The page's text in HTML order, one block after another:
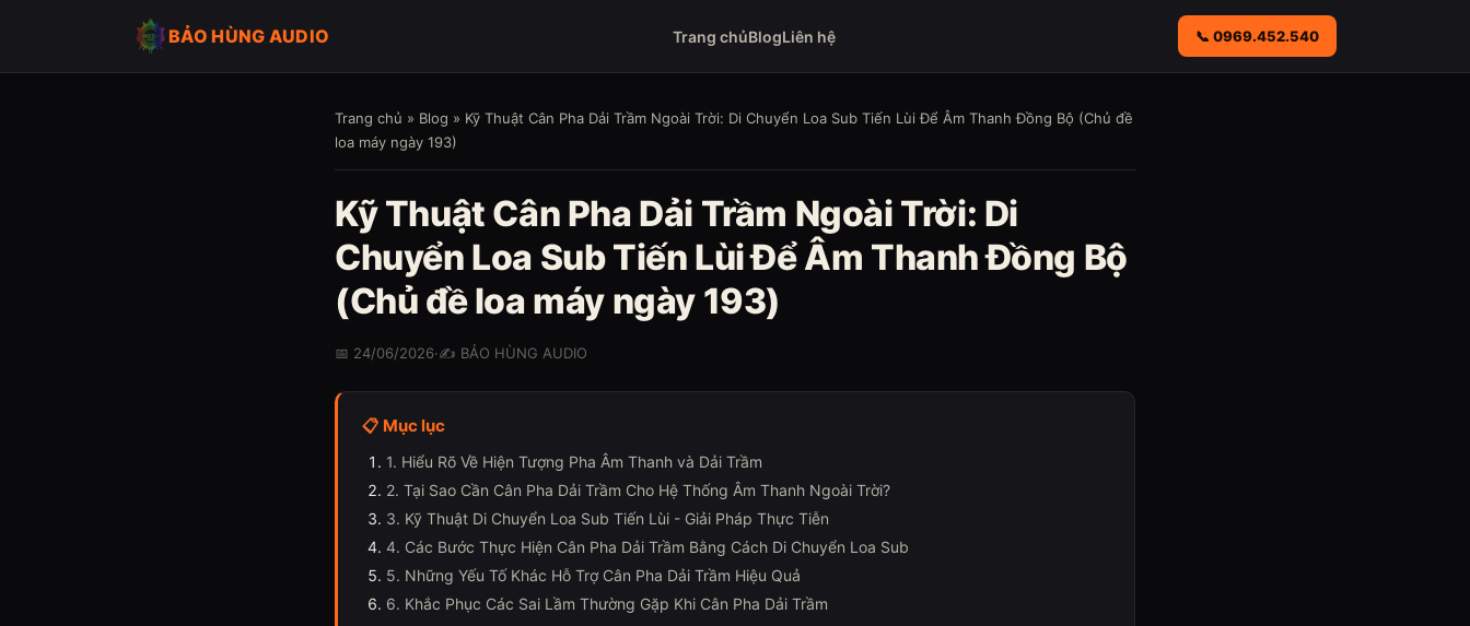
BẢO HÙNG AUDIO Trang chủBlogLiên hệ 📞 0969.452.540
Trang chủ » Blog » Kỹ Thuật Cân Pha Dải Trầm Ngoài Trời: Di Chuyển Loa Sub Tiến Lùi Để Âm Thanh Đồng Bộ (Chủ đề
loa máy ngày 193)
Kỹ Thuật Cân Pha Dải Trầm Ngoài Trời: Di
Chuyển Loa Sub Tiến Lùi Để Âm Thanh Đồng Bộ
(Chủ đề loa máy ngày 193)
📅 24/06/2026·✍️ BẢO HÙNG AUDIO
📋 Mục lục
1. Hiểu Rõ Về Hiện Tượng Pha Âm Thanh và Dải Trầm
2. Tại Sao Cần Cân Pha Dải Trầm Cho Hệ Thống Âm Thanh Ngoài Trời?
3. Kỹ Thuật Di Chuyển Loa Sub Tiến Lùi - Giải Pháp Thực Tiễn
4. Các Bước Thực Hiện Cân Pha Dải Trầm Bằng Cách Di Chuyển Loa Sub
5. Những Yếu Tố Khác Hỗ Trợ Cân Pha Dải Trầm Hiệu Quả
6. Khắc Phục Các Sai Lầm Thường Gặp Khi Cân Pha Dải Trầm